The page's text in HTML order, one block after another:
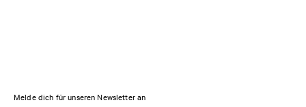
Melde dich für unseren Newsletter an